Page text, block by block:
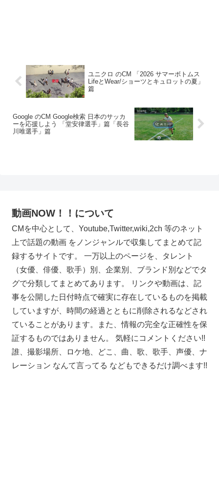
ユニクロ のCM 「2026 サマーボトムス
LifeとWear/ショーツとキュロットの夏」
篇
Google のCM Google検索 日本のサッカ
ーを応援しよう 「堂安律選手」篇「長谷
川唯選手」篇
動画NOW！！について
CMを中心として、Youtube,Twitter,wiki,2ch 等のネット
上で話題の動画 をノンジャンルで収集してまとめて記
録するサイトです。 一万以上のページを、タレント
（女優、俳優、歌手）別、企業別、ブランド別などでタ
グで分類してまとめてあります。 リンクや動画は、記
事を公開した日付時点で確実に存在しているものを掲載
していますが、時間の経過とともに削除されるなどされ
ていることがあります。また、情報の完全な正確性を保
証するものではありません。 気軽にコメントください!!
誰、撮影場所、ロケ地、どこ、曲、歌、歌手、声優、ナ
レーション なんて言ってる などもできるだけ調べます!!